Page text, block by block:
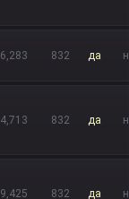
6,283 832 да
4,713 832 да
9,425 832 да